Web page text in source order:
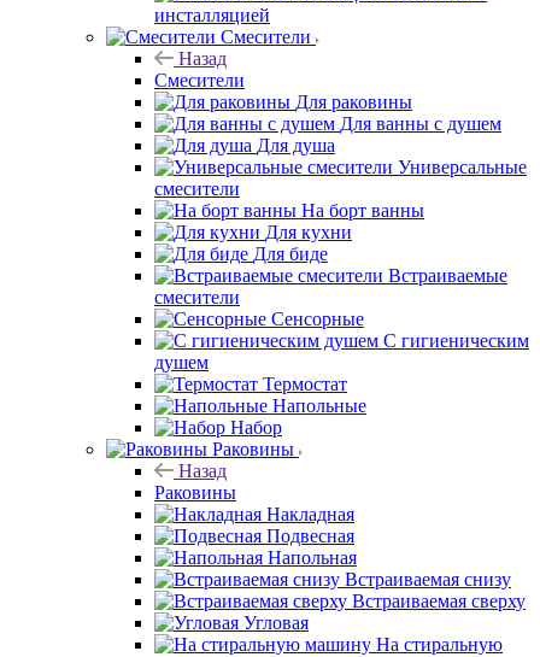
инсталляцией
Смесители
Назад
Смесители
Для раковины
Для ванны с душем
Для душа
Универсальные
смесители
На борт ванны
Для кухни
Для биде
Встраиваемые
смесители
Сенсорные
С гигиеническим
душем
Термостат
Напольные
Набор
Раковины
Назад
Раковины
Накладная
Подвесная
Напольная
Встраиваемая снизу
Встраиваемая сверху
Угловая
На стиральную